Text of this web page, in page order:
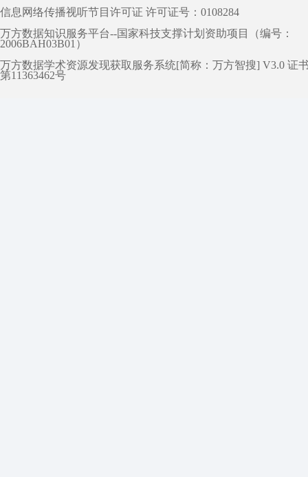
信息网络传播视听节目许可证 许可证号：0108284
万方数据知识服务平台--国家科技支撑计划资助项目（编号：
2006BAH03B01）
万方数据学术资源发现获取服务系统[简称：万方智搜] V3.0 证
第11363462号